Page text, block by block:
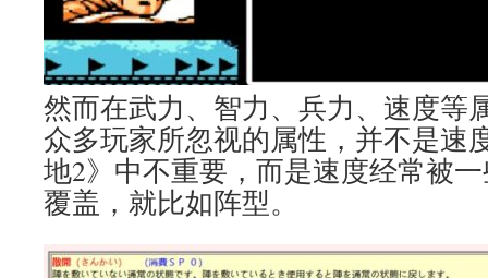
然而在武力、智力、兵力、速度等
众多玩家所忽视的属性，并不是速
地2》中不重要，而是速度经常被
覆盖，就比如阵型。